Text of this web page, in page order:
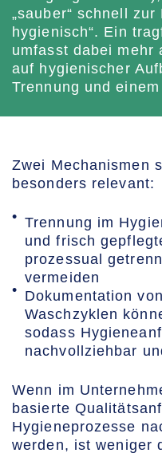
„sauber“ schnell
hygienisch“. Ein
umfasst dabei mehr
auf hygienischer
Trennung und
Zwei Mechanismen
besonders relevant:
Trennung im
und frisch
prozessual
vermeiden
Dokumentation
Waschzyklen
sodass
nachvollziehbar
Wenn im
basierte
Hygieneprozesse
werden, ist weniger